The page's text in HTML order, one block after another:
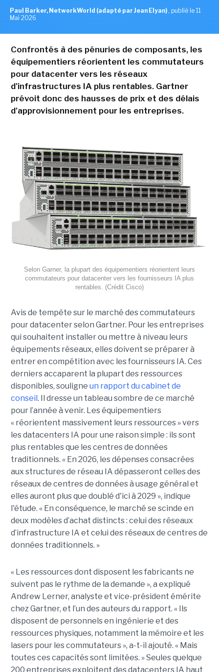
Paul Barker, NetworkWorld (adapté par Jean Elyan) , publié le 11
Mai 2026
Confrontés à des pénuries de composants, les
équipementiers réorientent les commutateurs
pour datacenter vers les réseaux
d'infrastructures IA plus rentables. Gartner
prévoit donc des hausses de prix et des délais
d'approvisionnement pour les entreprises.
Selon Garner, la plupart des équipementiers réorientent leurs
commutateurs pour datacenter vers les fournisseurs IA plus
rentables. (Crédit Cisco)
Avis de tempête sur le marché des commutateurs
pour datacenter selon Gartner. Pour les entreprises
qui souhaitent installer ou mettre à niveau leurs
équipements réseaux, elles doivent se préparer à
entrer en compétition avec les fournisseurs IA. Ces
derniers accaparent la plupart des ressources
disponibles, souligne un rapport du cabinet de
conseil . Il dresse un tableau sombre de ce marché
pour l’année à venir. Les équipementiers
« réorientent massivement leurs ressources » vers
les datacenters IA pour une raison simple : ils sont
plus rentables que les centres de données
traditionnels. « En 2026, les dépenses consacrées
aux structures de réseau IA dépasseront celles des
réseaux de centres de données à usage général et
elles auront plus que doublé d'ici à 2029 », indique
l'étude. « En conséquence, le marché se scinde en
deux modèles d’achat distincts : celui des réseaux
d’infrastructure IA et celui des réseaux de centres de
données traditionnels. »
« Les ressources dont disposent les fabricants ne
suivent pas le rythme de la demande », a expliqué
Andrew Lerner, analyste et vice-président émérite
chez Gartner, et l’un des auteurs du rapport. « Ils
disposent de personnels en ingénierie et des
ressources physiques, notamment la mémoire et les
lasers pour les commutateurs », a-t-il ajouté. « Mais
toutes ces capacités sont limitées. » Seules quelque
200 entreprises exploitent des datacenters IA haut